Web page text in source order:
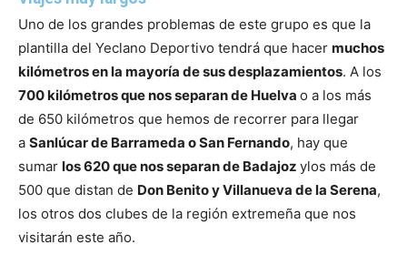
Uno de los grandes problemas de este grupo es que la
plantilla del Yeclano Deportivo tendrá que hacer muchos
kilómetros en la mayoría de sus desplazamientos. A los
700 kilómetros que nos separan de Huelva o a los más
de 650 kilómetros que hemos de recorrer para llegar
a Sanlúcar de Barrameda o San Fernando, hay que
sumar los 620 que nos separan de Badajoz ylos más de
500 que distan de Don Benito y Villanueva de la Serena,
los otros dos clubes de la región extremeña que nos
visitarán este año.